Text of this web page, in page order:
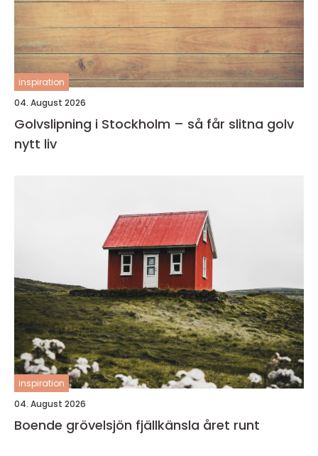
inspiration
04. August 2026
Golvslipning i Stockholm – så får slitna golv
nytt liv
inspiration
04. August 2026
Boende grövelsjön fjällkänsla året runt